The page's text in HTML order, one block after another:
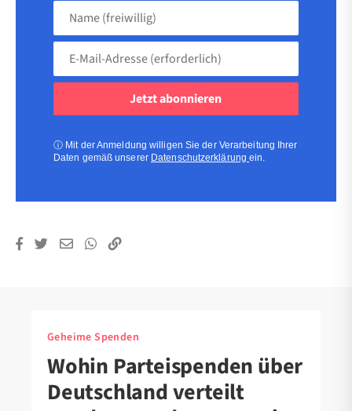
Name
(freiwillig)
Adresse
ⓘ Mit der Anmeldung willigen Sie der Verarbeitung Ihrer
Daten gemäß unserer Datenschutzerklärungein.
Geheime Spenden
Wohin Parteispenden über
Deutschland verteilt